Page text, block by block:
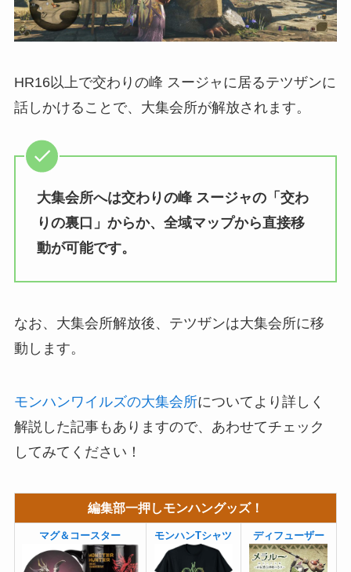
HR16以上で交わりの峰 スージャに居るテツザンに
話しかけることで、大集会所が解放されます。
大集会所へは交わりの峰 スージャの「交わ
りの裏口」からか、全域マップから直接移
動が可能です。
なお、大集会所解放後、テツザンは大集会所に移
動します。
モンハンワイルズの大集会所についてより詳しく
解説した記事もありますので、あわせてチェック
してみてください！
編集部一押しモンハングッズ！
マグ＆コースター モンハンTシャツ ディフューザー